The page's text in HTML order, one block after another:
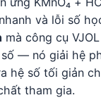
và lỗi số
mà công cụ
— nó giải hệ
hệ số tối giản
tham gia.